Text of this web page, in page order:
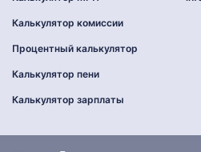
Калькулятор комиссии
Процентный калькулятор
Калькулятор пени
Калькулятор зарплаты